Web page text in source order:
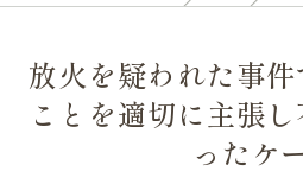
放火を疑われた事
ことを適切に主張
ったケ